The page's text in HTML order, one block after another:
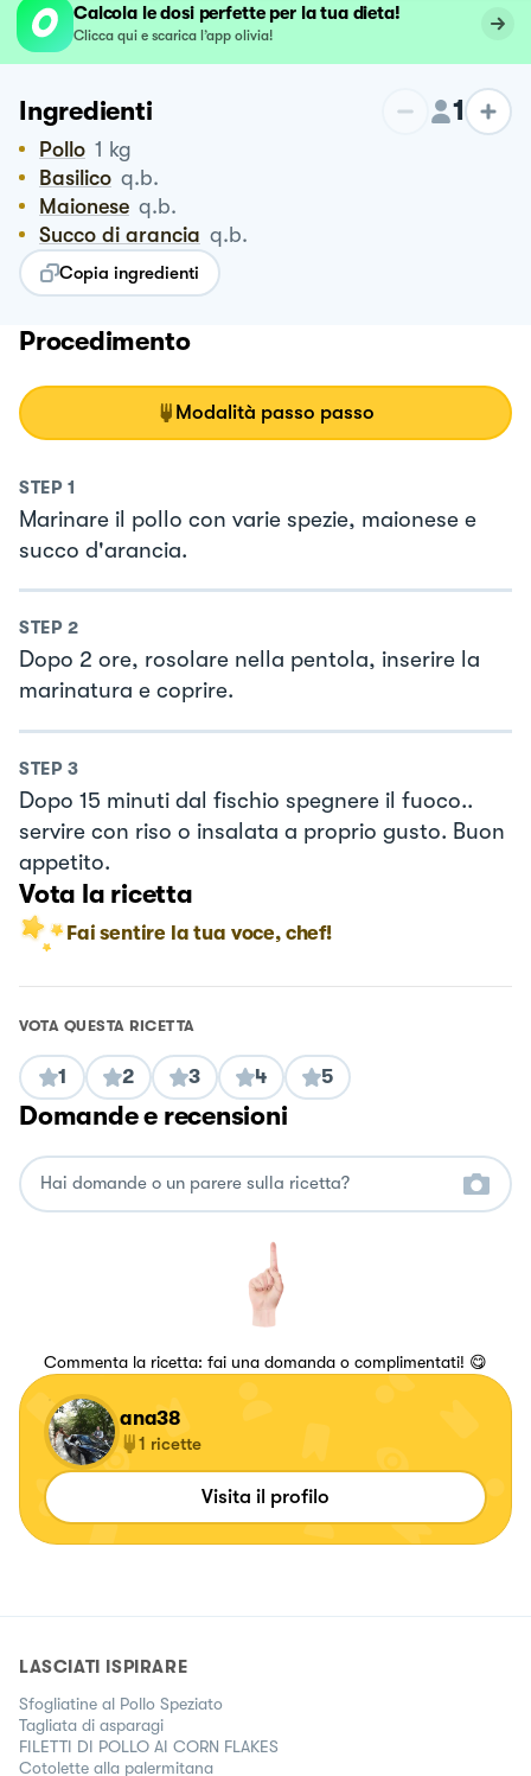
Calcola le dosi perfette per la tua dieta!
Clicca qui e scarica l’app olivia!
Ingredienti 1
Pollo 1 kg
Basilico q.b.
Maionese q.b.
Succo di arancia q.b.
Copia ingredienti
Procedimento
Modalità passo passo
STEP 1
Marinare il pollo con varie spezie, maionese e
succo d'arancia.
STEP 2
Dopo 2 ore, rosolare nella pentola, inserire la
marinatura e coprire.
STEP 3
Dopo 15 minuti dal fischio spegnere il fuoco..
servire con riso o insalata a proprio gusto. Buon
appetito.
Vota la ricetta
Fai sentire la tua voce, chef!
VOTA QUESTA RICETTA
1 2 3 4 5
Domande e recensioni
Commenta la ricetta: fai una domanda o complimentati! 😋
ana38
1 ricette
Visita il profilo
LASCIATI ISPIRARE
Sfogliatine al Pollo Speziato
Tagliata di asparagi
FILETTI DI POLLO AI CORN FLAKES
Cotolette alla palermitana